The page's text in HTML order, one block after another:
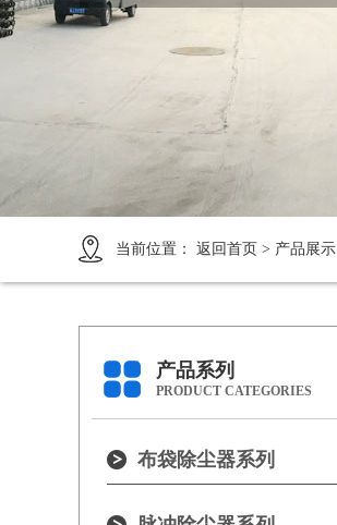
当前位置： 返回首页 > 产品展示
产品系列
PRODUCT CATEGORIES
布袋除尘器系列